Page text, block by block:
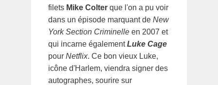
filets Mike Colter que l'on a pu voir
dans un épisode marquant de New
York Section Criminelle en 2007 et
qui incarne égalementLuke Cage
pour Netflix. Ce bon vieux Luke,
icône d'Harlem, viendra signer des
autographes, sourire sur